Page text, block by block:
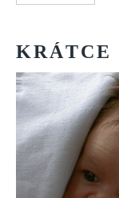
KRÁTCE